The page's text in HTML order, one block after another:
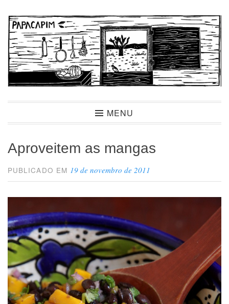
para
conteúdo
PapacapimMENU
Aproveitem as mangas
PUBLICADO EM 19 de novembro de 2011